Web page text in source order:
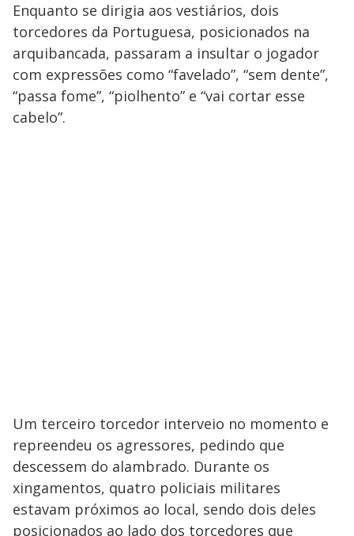
Enquanto se dirigia aos vestiários, dois
torcedores da Portuguesa, posicionados na
arquibancada, passaram a insultar o jogador
com expressões como “favelado”, “sem dente”,
“passa fome”, “piolhento” e “vai cortar esse
cabelo”.
Um terceiro torcedor interveio no momento e
repreendeu os agressores, pedindo que
descessem do alambrado. Durante os
xingamentos, quatro policiais militares
estavam próximos ao local, sendo dois deles
posicionados ao lado dos torcedores que